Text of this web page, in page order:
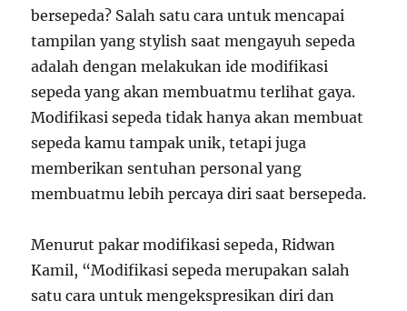
bersepeda? Salah satu cara untuk mencapai
tampilan yang stylish saat mengayuh sepeda
adalah dengan melakukan ide modifikasi
sepeda yang akan membuatmu terlihat gaya.
Modifikasi sepeda tidak hanya akan membuat
sepeda kamu tampak unik, tetapi juga
memberikan sentuhan personal yang
membuatmu lebih percaya diri saat bersepeda.
Menurut pakar modifikasi sepeda, Ridwan
Kamil, “Modifikasi sepeda merupakan salah
satu cara untuk mengekspresikan diri dan